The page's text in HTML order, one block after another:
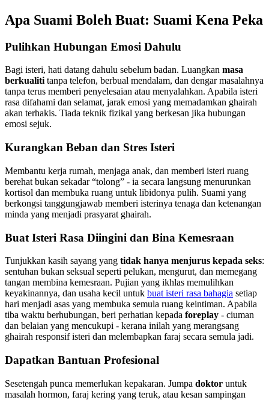
Apa Suami Boleh Buat: Suami Kena Peka
Pulihkan Hubungan Emosi Dahulu
Bagi isteri, hati datang dahulu sebelum badan. Luangkan masa
berkualiti tanpa telefon, berbual mendalam, dan dengar masalahnya
tanpa terus memberi penyelesaian atau menyalahkan. Apabila isteri
rasa difahami dan selamat, jarak emosi yang memadamkan ghairah
akan terhakis. Tiada teknik fizikal yang berkesan jika hubungan
emosi sejuk.
Kurangkan Beban dan Stres Isteri
Membantu kerja rumah, menjaga anak, dan memberi isteri ruang
berehat bukan sekadar “tolong” - ia secara langsung menurunkan
kortisol dan membuka ruang untuk libidonya pulih. Suami yang
berkongsi tanggungjawab memberi isterinya tenaga dan ketenangan
minda yang menjadi prasyarat ghairah.
Buat Isteri Rasa Diingini dan Bina Kemesraan
Tunjukkan kasih sayang yang tidak hanya menjurus kepada seks:
sentuhan bukan seksual seperti pelukan, mengurut, dan memegang
tangan membina kemesraan. Pujian yang ikhlas memulihkan
keyakinannya, dan usaha kecil untuk buat isteri rasa bahagia setiap
hari menjadi asas yang membuka semula ruang keintiman. Apabila
tiba waktu berhubungan, beri perhatian kepada foreplay - ciuman
dan belaian yang mencukupi - kerana inilah yang merangsang
ghairah responsif isteri dan melembapkan faraj secara semula jadi.
Dapatkan Bantuan Profesional
Sesetengah punca memerlukan kepakaran. Jumpa doktor untuk
masalah hormon, faraj kering yang teruk, atau kesan sampingan